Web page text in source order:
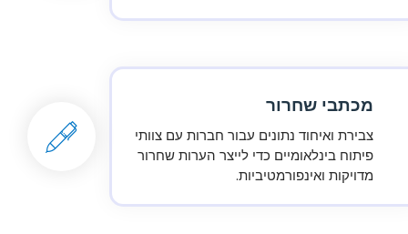
מכתבי שחרור
צבירת ואיחוד נתונים עבור חברות עם צוותי
פיתוח בינלאומיים כדי לייצר הערות שחרור
מדויקות ואינפורמטיביות.